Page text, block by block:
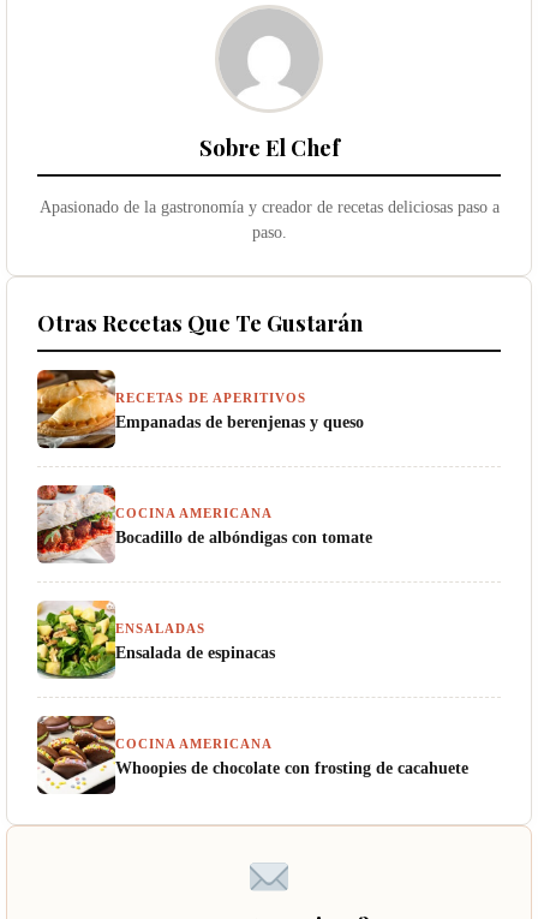
Sobre El Chef
Apasionado de la gastronomía y creador de recetas deliciosas paso a
paso.
Otras Recetas Que Te Gustarán
RECETAS DE APERITIVOS
Empanadas de berenjenas y queso
COCINA AMERICANA
Bocadillo de albóndigas con tomate
ENSALADAS
Ensalada de espinacas
COCINA AMERICANA
Whoopies de chocolate con frosting de cacahuete